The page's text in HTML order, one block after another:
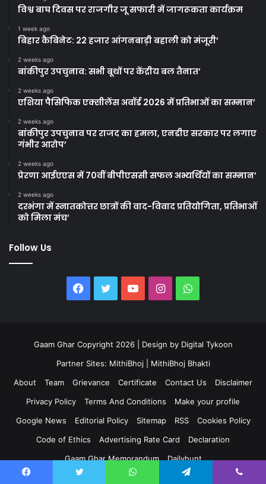
विश्व बाघ दिवस पर राजगीर जू सफारी में जागरूकता कार्यक्रम
1 week ago
बिहार कैबिनेट: 22 हजार आंगनबाड़ी बहाली को मंजूरी’
2 weeks ago
बांकीपुर उपचुनाव: सभी बूथों पर केंद्रीय बल तैनात’
2 weeks ago
एशिया पैसिफिक एक्सीलेंस अवॉर्ड 2026 में प्रतिभाओं का सम्मान’
2 weeks ago
बांकीपुर उपचुनाव पर राजद का हमला, एनडीए सरकार पर लगाए
गंभीर आरोप’
2 weeks ago
प्रेरणा आईएएस में 70वीं बीपीएससी सफल अभ्यर्थियों का सम्मान’
2 weeks ago
दरभंगा में स्नातकोत्तर छात्रों की वाद-विवाद प्रतियोगिता, प्रतिभाओं
को मिला मंच’
Follow Us
Facebook
TwitterYouTubeInstagramWhatsApp
Gaam Ghar Copyright 2026 | Design by Digital Tykoon
Partner Sites: MithiBhoj
MithiBhoj Bhakti
About
Team Grievance Certificate Contact Us
Disclaimer
Privacy Policy
Terms And Conditions
Make your profile
Google News
Editorial Policy Sitemap RSS
Cookies Policy
Code of Ethics
Advertising Rate Card
Declaration
Gaam Ghar Memorandum
Dailyhunt
Support Independent Journalism
Wikipedia Grokipedia